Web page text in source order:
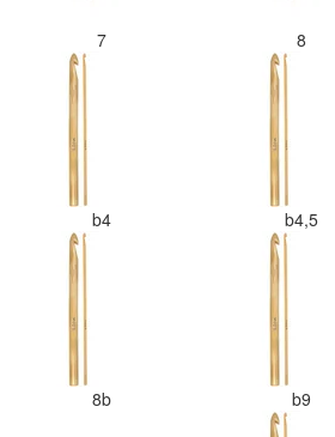
7 8
b4 b4,5
8b b9